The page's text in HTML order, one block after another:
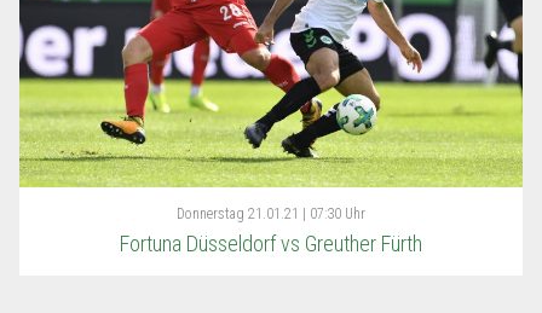
Donnerstag 21.01.21 | 07:30 Uhr
Fortuna Düsseldorf vs Greuther Fürth